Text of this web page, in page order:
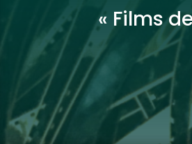
« Films